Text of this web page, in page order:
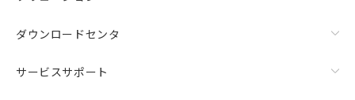
ダウンロードセンタ
サービスサポート